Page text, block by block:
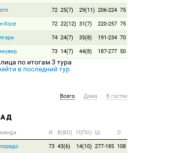
72 25(7) 29(11) 206-224 75
Хосе 72 22(12) 31(7) 220-257 75
74 24(7) 35(8) 191-234 70
73 14(7) 44(8) 187-277 50
по итогам 3 тура
в последний тур
Всего Дома В гостях
И В(ВО) П(ПО) Ш О
73 43(6) 14(10) 277-185 108